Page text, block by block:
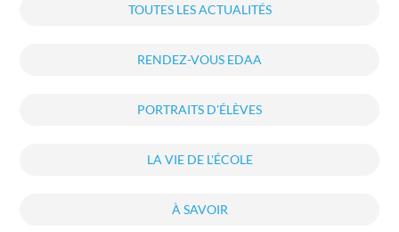
TOUTES LES ACTUALITÉS
RENDEZ-VOUS EDAA
PORTRAITS D'ÉLÈVES
LA VIE DE L'ÉCOLE
À SAVOIR